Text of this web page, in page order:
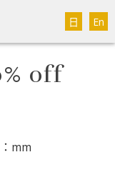
En
日
off
mm